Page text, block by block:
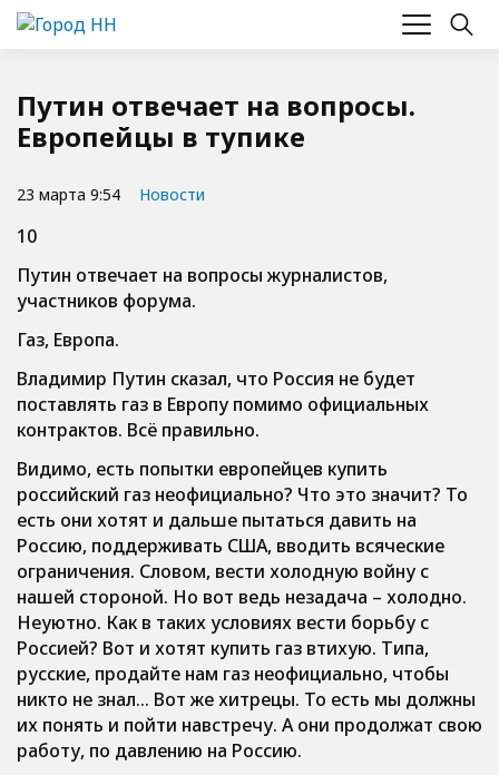
Путин отвечает на вопросы.
Европейцы в тупике
23 марта 9:54 Новости
10
Путин отвечает на вопросы журналистов,
участников форума.
Газ, Европа.
Владимир Путин сказал, что Россия не будет
поставлять газ в Европу помимо официальных
контрактов. Всё правильно.
Видимо, есть попытки европейцев купить
российский газ неофициально? Что это значит? То
есть они хотят и дальше пытаться давить на
Россию, поддерживать США, вводить всяческие
ограничения. Словом, вести холодную войну с
нашей стороной. Но вот ведь незадача – холодно.
Неуютно. Как в таких условиях вести борьбу с
Россией? Вот и хотят купить газ втихую. Типа,
русские, продайте нам газ неофициально, чтобы
никто не знал… Вот же хитрецы. То есть мы должны
их понять и пойти навстречу. А они продолжат свою
работу, по давлению на Россию.